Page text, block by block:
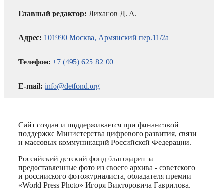
Главный редактор: Лиханов Д. А.
Адрес: 101990 Москва, Армянский пер.11/2а
Телефон: +7 (495) 625-82-00
E-mail: info@detfond.org
Сайт создан и поддерживается при финансовой
поддержке Министерства цифрового развития, связи
и массовых коммуникаций Российской Федерации.
Российский детский фонд благодарит за
предоставленные фото из своего архива - советского
и российского фотожурналиста, обладателя премии
«World Press Photo» Игоря Викторовича Гаврилова.